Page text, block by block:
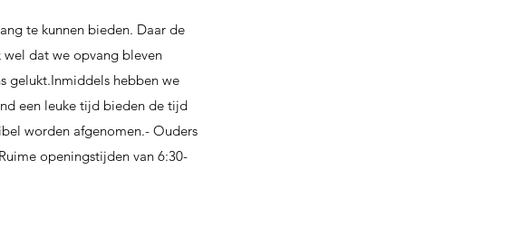
te kunnen bieden. Daar de
dat we opvang bleven
gelukt.Inmiddels hebben we
een leuke tijd bieden de tijd
worden afgenomen.- Ouders
openingstijden van 6:30-